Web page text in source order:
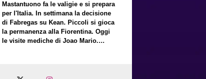
Mastantuono fa le valigie e si prepara
per l'Italia. In settimana la decisione
di Fabregas su Kean. Piccoli si gioca
la permanenza alla Fiorentina. Oggi
le visite mediche di Joao Mario.